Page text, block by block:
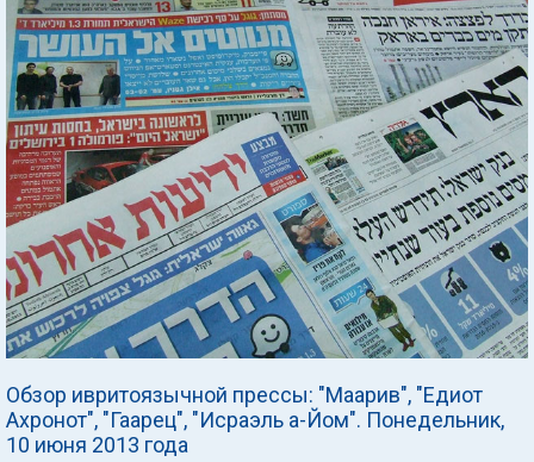
Обзор ивритоязычной прессы: "Маарив", "Едиот
Ахронот", "Гаарец", "Исраэль а-Йом". Понедельник,
10 июня 2013 года